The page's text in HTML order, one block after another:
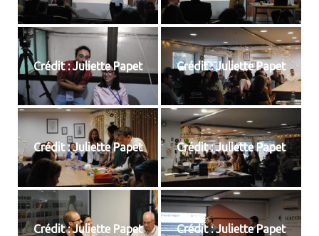
Crédit : Juliette Papet Crédit : Juliette Papet
Crédit : Juliette Papet Crédit : Juliette Papet
Crédit : Juliette Papet Crédit : Juliette Papet